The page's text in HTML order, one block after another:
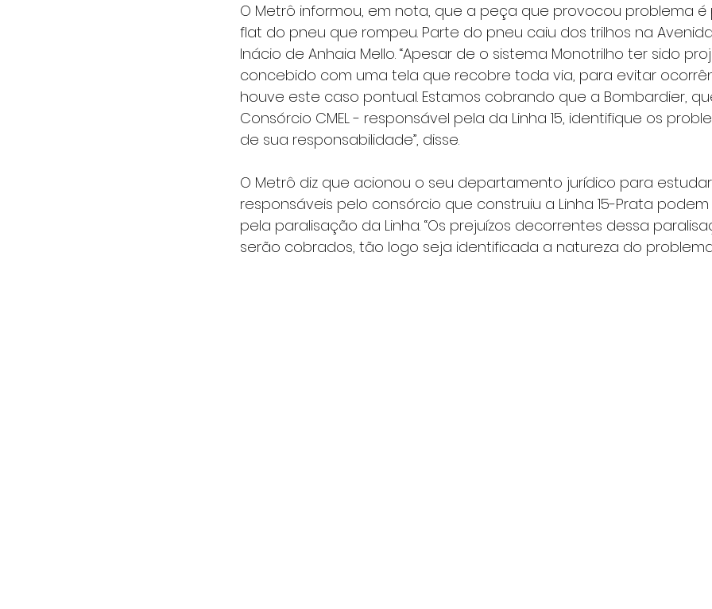
O Metrô informou, em nota, que a peça que provocou problema
flat do pneu que rompeu. Parte do pneu caiu dos trilhos na Avenida
Inácio de Anhaia Mello. “Apesar de o sistema Monotrilho ter sido
concebido com uma tela que recobre toda via, para evitar
houve este caso pontual. Estamos cobrando que a Bombardier,
Consórcio CMEL - responsável pela da Linha 15, identifique os
de sua responsabilidade”, disse.
O Metrô diz que acionou o seu departamento jurídico para
responsáveis pelo consórcio que construiu a Linha 15-Prata
pela paralisação da Linha. “Os prejuízos decorrentes dessa
serão cobrados, tão logo seja identificada a natureza do